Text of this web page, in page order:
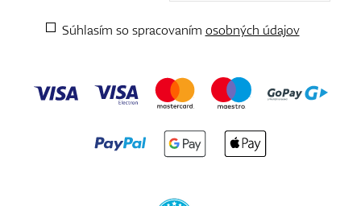
Súhlasím so spracovaním osobných údajov